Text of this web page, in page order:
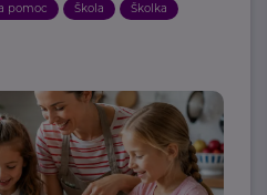
pomoc Škola Školka